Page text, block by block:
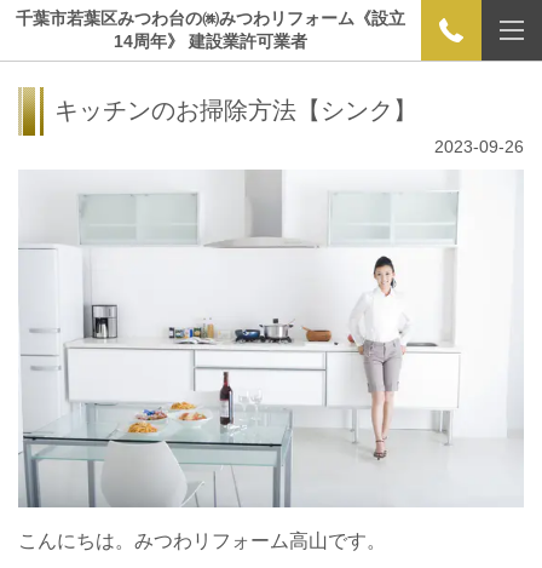
千葉市若葉区みつわ台の㈱みつわリフォーム《設立
14周年》 建設業許可業者
キッチンのお掃除方法【シンク】
2023-09-26
こんにちは。みつわリフォーム高山です。